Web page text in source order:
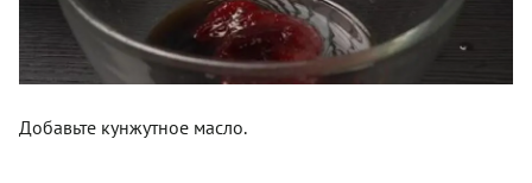
Добавьте кунжутное масло.